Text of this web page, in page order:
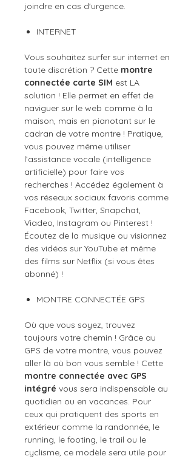
joindre en cas d'urgence.
INTERNET
Vous souhaitez surfer sur internet en
toute discrétion ? Cette montre
connectée carte SIM est LA
solution ! Elle permet en effet de
naviguer sur le web comme à la
maison, mais en pianotant sur le
cadran de votre montre ! Pratique,
vous pouvez même utiliser
l’assistance vocale (intelligence
artificielle) pour faire vos
recherches ! Accédez également à
vos réseaux sociaux favoris comme
Facebook, Twitter, Snapchat,
Viadeo, Instagram ou Pinterest !
Écoutez de la musique ou visionnez
des vidéos sur YouTube et même
des films sur Netflix (si vous êtes
abonné) !
MONTRE CONNECTÉE GPS
Où que vous soyez, trouvez
toujours votre chemin ! Grâce au
GPS de votre montre, vous pouvez
aller là où bon vous semble ! Cette
montre connectée avec GPS
intégré vous sera indispensable au
quotidien ou en vacances. Pour
ceux qui pratiquent des sports en
extérieur comme la randonnée, le
running, le footing, le trail ou le
cyclisme, ce modèle sera utile pour